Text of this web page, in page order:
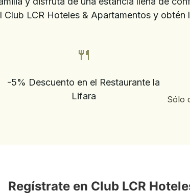
Club LCR Hoteles & Apartamentos y
-5% Descuento en el Restaurante la
Lifara
Sólo
Regístrate en Club LCR